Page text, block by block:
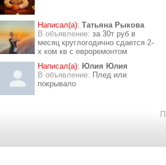
Написал(а): Татьяна Рыкова
В объявление: за 30т руб в
месяц круглогодично сдается 2-
х ком кв с евроремонтом
Написал(а): Юлия Юлия
В объявление: Плед или
покрывало